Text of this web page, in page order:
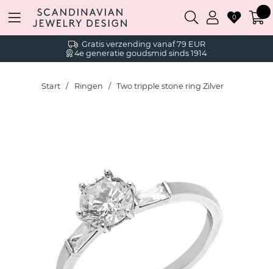
Gratis verzending vanaf 79 EUR
4e generatie goudsmid sinds 1914
0
Start Ringen Two tripple stone ring Zilver